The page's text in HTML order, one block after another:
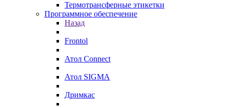
Термотрансферные этикетки
Программное обеспечение
Назад
Frontol
Атол Connect
Атол SIGMA
Дримкас